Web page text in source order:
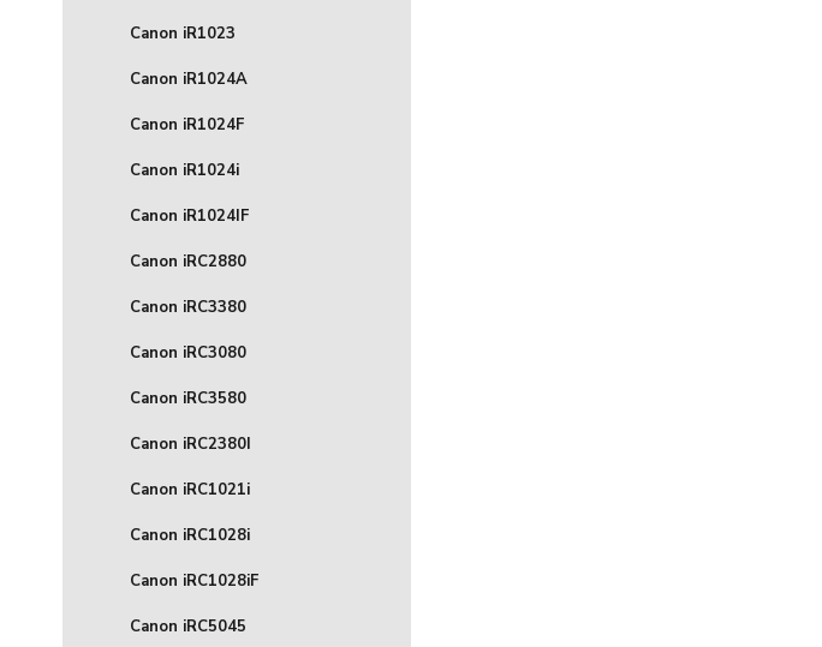
Canon iR1023
Canon iR1024A
Canon iR1024F
Canon iR1024i
Canon iR1024IF
Canon iRC2880
Canon iRC3380
Canon iRC3080
Canon iRC3580
Canon iRC2380I
Canon iRC1021i
Canon iRC1028i
Canon iRC1028iF
Canon iRC5045